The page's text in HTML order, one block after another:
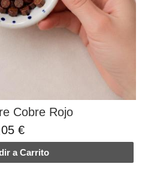
Cobre Rojo
€
a Carrito